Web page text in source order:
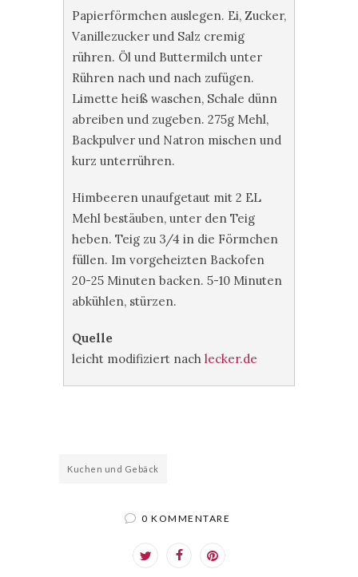
Papierförmchen auslegen. Ei, Zucker,
Vanillezucker und Salz cremig
rühren. Öl und Buttermilch unter
Rühren nach und nach zufügen.
Limette heiß waschen, Schale dünn
abreiben und zugeben. 275g Mehl,
Backpulver und Natron mischen und
kurz unterrühren.
Himbeeren unaufgetaut mit 2 EL
Mehl bestäuben, unter den Teig
heben. Teig zu 3/4 in die Förmchen
füllen. Im vorgeheizten Backofen
20-25 Minuten backen. 5-10 Minuten
abkühlen, stürzen.
Quelle
leicht modifiziert nach lecker.de
Kuchen und Gebäck
0 KOMMENTARE